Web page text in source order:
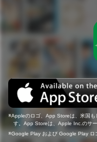
Appleのロゴ、App Storeは、米国
す。App Storeは、Apple Inc.のサー
Google Play および Google Play ロ